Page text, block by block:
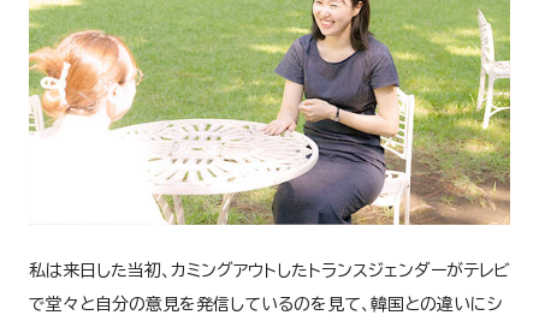
私は来日した当初、カミングアウトしたトランスジェンダーがテレビ
で堂々と自分の意見を発信しているのを見て、韓国との違いにシ